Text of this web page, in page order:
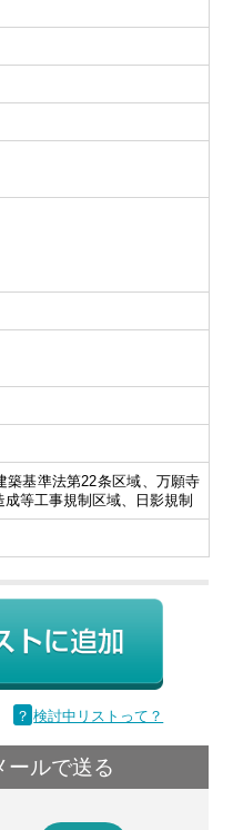
築基準法第22条区域、万願寺
等工事規制区域、日影規制
？ 検討中リストって？
ールで送る